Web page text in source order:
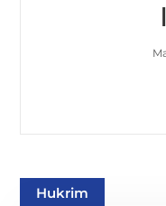
Hukrim